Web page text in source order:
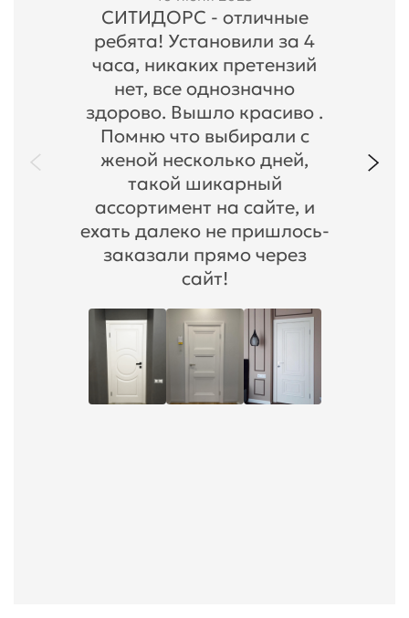
СИТИДОРС - отличные
ребята! Установили за 4
часа, никаких претензий
нет, все однозначно
здорово. Вышло красиво .
Помню что выбирали с
женой несколько дней,
такой шикарный
ассортимент на сайте, и
ехать далеко не пришлось-
заказали прямо через
сайт!